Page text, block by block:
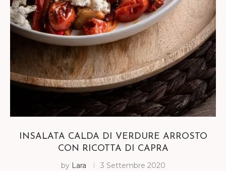
INSALATA CALDA DI VERDURE ARROSTO
CON RICOTTA DI CAPRA
by Lara 3 Settembre 2020